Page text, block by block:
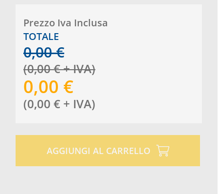
Prezzo Iva Inclusa
TOTALE
0,00 €
(0,00€+ IVA)
0,00 €
(0,00 € + IVA)
AGGIUNGI AL CARRELLO